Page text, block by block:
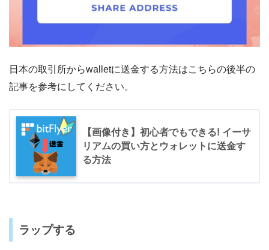
日本の取引所からwalletに送金する方法はこちらの後半の
記事を参考にしてください。
【画像付き】初心者でもできる! イーサ
リアムの買い方とウォレットに送金す
る方法
ラップする